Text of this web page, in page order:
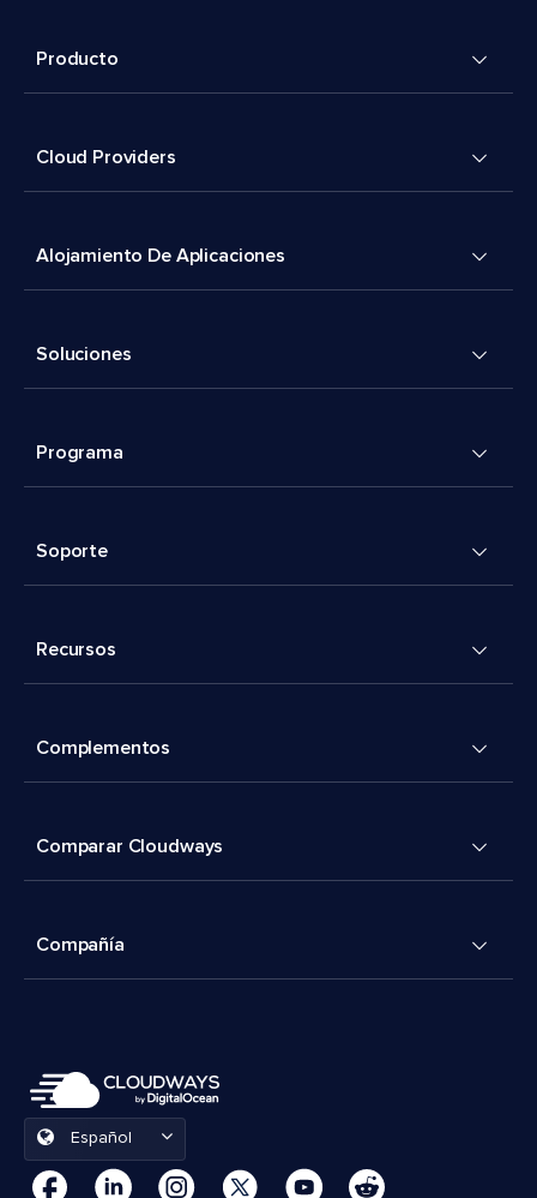
Producto
Cloud Providers
Alojamiento De Aplicaciones
Soluciones
Programa
Soporte
Recursos
Complementos
Comparar Cloudways
Compañía
Español